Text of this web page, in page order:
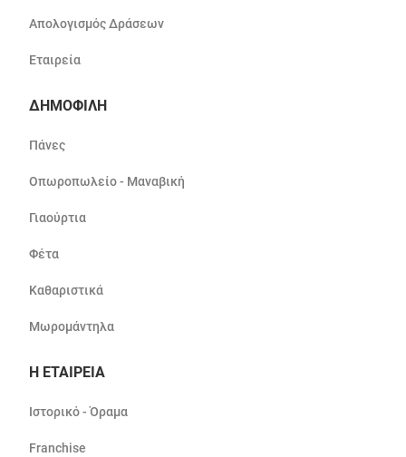
Απολογισμός Δράσεων
Εταιρεία
ΔΗΜΟΦΙΛΗ
Πάνες
Οπωροπωλείο - Μαναβική
Γιαούρτια
Φέτα
Καθαριστικά
Μωρομάντηλα
Η ΕΤΑΙΡΕΙΑ
Ιστορικό - Όραμα
Franchise